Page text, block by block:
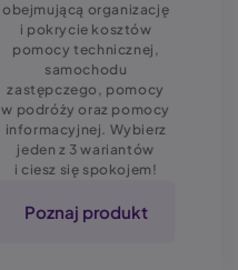
obejmującą organizację
i pokrycie kosztów
pomocy technicznej,
samochodu
zastępczego, pomocy
w podróży oraz pomocy
informacyjnej. Wybierz
jeden z 3 wariantów
i ciesz się spokojem!
Poznaj produkt